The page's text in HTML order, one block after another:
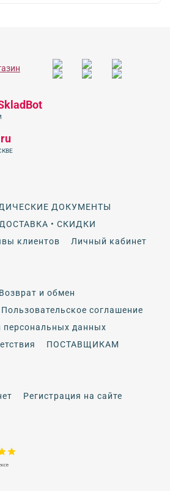
ДОКУМЕНТЫ
• СКИДКИ
клиентов
Личный кабинет
Возврат и обмен
Пользовательское соглашение
персональных данных
ПОСТАВЩИКАМ
Регистрация на сайте